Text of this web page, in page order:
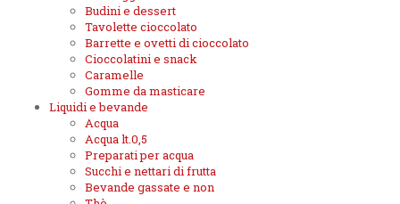
Budini e dessert
Tavolette cioccolato
Barrette e ovetti di cioccolato
Cioccolatini e snack
Caramelle
Gomme da masticare
Liquidi e bevande
Acqua
Acqua lt.0,5
Preparati per acqua
Succhi e nettari di frutta
Bevande gassate e non